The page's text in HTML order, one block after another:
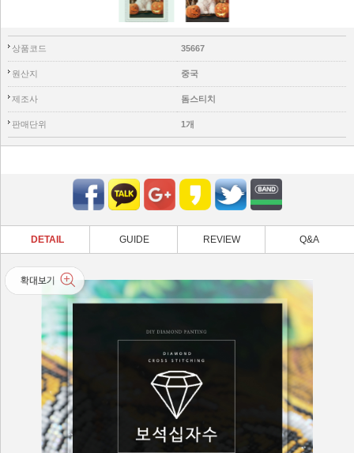
상품코드 35667
원산지 중국
제조사 돔스티치
판매단위 1개
DETAIL GUIDE REVIEW Q&A